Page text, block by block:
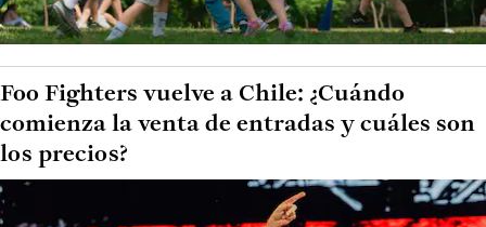
Foo Fighters vuelve a Chile: ¿Cuándo
comienza la venta de entradas y cuáles son
los precios?